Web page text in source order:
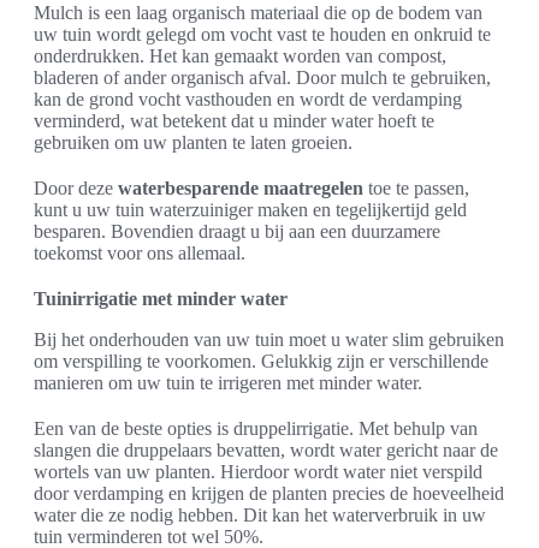
Mulch is een laag organisch materiaal die op de bodem van
uw tuin wordt gelegd om vocht vast te houden en onkruid te
onderdrukken. Het kan gemaakt worden van compost,
bladeren of ander organisch afval. Door mulch te gebruiken,
kan de grond vocht vasthouden en wordt de verdamping
verminderd, wat betekent dat u minder water hoeft te
gebruiken om uw planten te laten groeien.
Door deze waterbesparende maatregelen toe te passen,
kunt u uw tuin waterzuiniger maken en tegelijkertijd geld
besparen. Bovendien draagt u bij aan een duurzamere
toekomst voor ons allemaal.
Tuinirrigatie met minder water
Bij het onderhouden van uw tuin moet u water slim gebruiken
om verspilling te voorkomen. Gelukkig zijn er verschillende
manieren om uw tuin te irrigeren met minder water.
Een van de beste opties is druppelirrigatie. Met behulp van
slangen die druppelaars bevatten, wordt water gericht naar de
wortels van uw planten. Hierdoor wordt water niet verspild
door verdamping en krijgen de planten precies de hoeveelheid
water die ze nodig hebben. Dit kan het waterverbruik in uw
tuin verminderen tot wel 50%.